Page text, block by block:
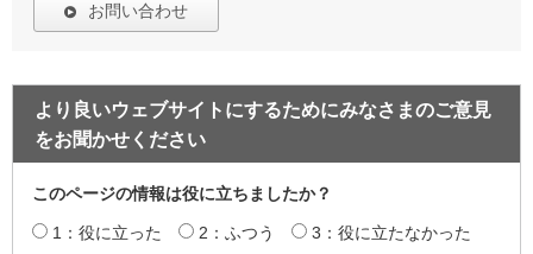
お問い合わせ
より良いウェブサイトにするためにみなさまのご意見
をお聞かせください
このページの情報は役に立ちましたか？
1：役に立った 2：ふつう
3：役に立たなかった